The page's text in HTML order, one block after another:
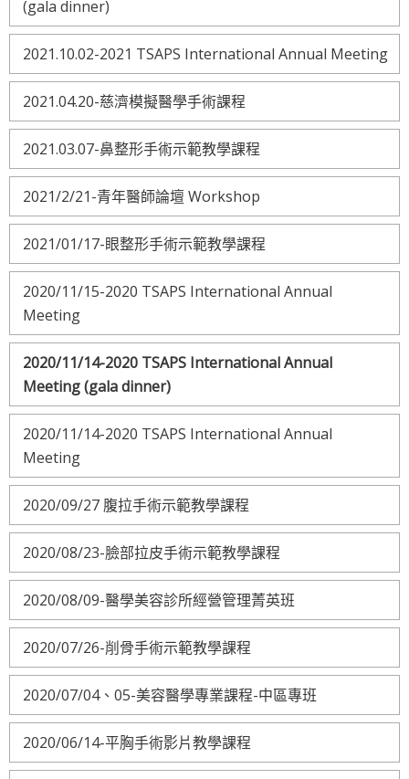
(gala dinner)
2021.10.02-2021 TSAPS International Annual Meeting
2021.04.20-慈濟模擬醫學手術課程
2021.03.07-鼻整形手術示範教學課程
2021/2/21-青年醫師論壇 Workshop
2021/01/17-眼整形手術示範教學課程
2020/11/15-2020 TSAPS International Annual
Meeting
2020/11/14-2020 TSAPS International Annual
Meeting (gala dinner)
2020/11/14-2020 TSAPS International Annual
Meeting
2020/09/27 腹拉手術示範教學課程
2020/08/23-臉部拉皮手術示範教學課程
2020/08/09-醫學美容診所經營管理菁英班
2020/07/26-削骨手術示範教學課程
2020/07/04、05-美容醫學專業課程-中區專班
2020/06/14-平胸手術影片教學課程